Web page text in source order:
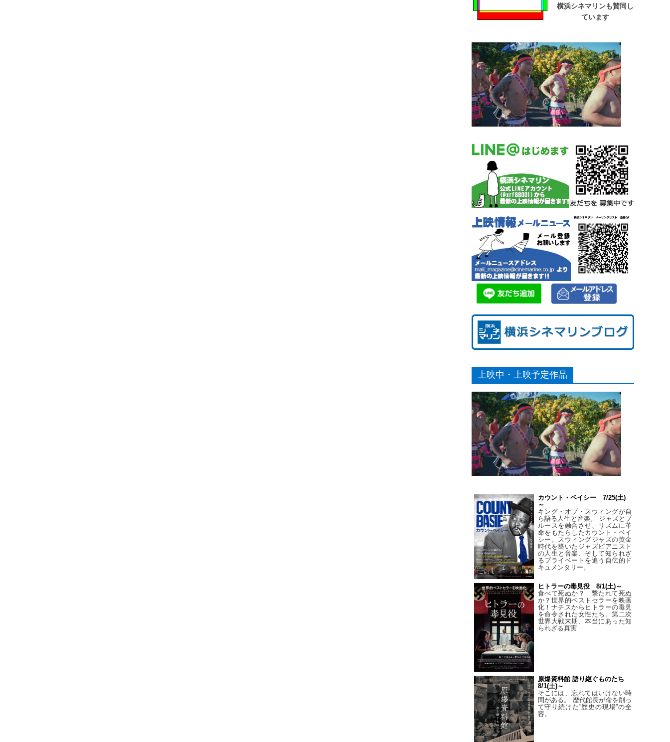
横浜シネマリンも賛同し
ています
上映中・上映予定作品
カウント・ベイシー 7/25(土)
～
キング・オブ・スウィングが自
ら語る人生と音楽。 ジャズとブ
ルースを融合させ、リズムに革
命をもたらしたカウント・ベイ
シー。スウィングジャズの黄金
時代を築いたジャズピアニスト
の人生と音楽、そして知られざ
るプライベートを追う自伝的ド
キュメンタリー。
ヒトラーの毒見役 8/1(土)～
食べて死ぬか？ 撃たれて死ぬ
か？世界的ベストセラーを映画
化！ナチスからヒトラーの毒見
を命令された女性たち。第二次
世界大戦末期、本当にあった知
られざる真実
原爆資料館 語り継ぐものたち
8/1(土)～
そこには、忘れてはいけない時
間がある。 歴代館長が命を削っ
て守り続けた”歴史の現場”の全
容。